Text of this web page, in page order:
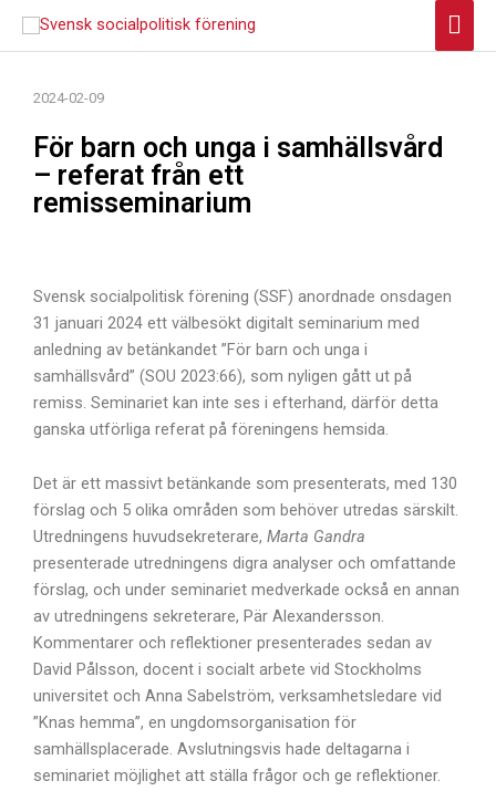
Hoppa
2024-02-09
För barn och unga i samhällsvård
– referat från ett
remisseminarium
Svensk socialpolitisk förening (SSF) anordnade onsdagen
31 januari 2024 ett välbesökt digitalt seminarium med
anledning av betänkandet ”För barn och unga i
samhällsvård” (SOU 2023:66), som nyligen gått ut på
remiss. Seminariet kan inte ses i efterhand, därför detta
ganska utförliga referat på föreningens hemsida.
Det är ett massivt betänkande som presenterats, med 130
förslag och 5 olika områden som behöver utredas särskilt.
Utredningens huvudsekreterare, Marta Gandra
presenterade utredningens digra analyser och omfattande
förslag, och under seminariet medverkade också en annan
av utredningens sekreterare, Pär Alexandersson.
Kommentarer och reflektioner presenterades sedan av
David Pålsson, docent i socialt arbete vid Stockholms
universitet och Anna Sabelström, verksamhetsledare vid
”Knas hemma”, en ungdomsorganisation för
samhällsplacerade. Avslutningsvis hade deltagarna i
seminariet möjlighet att ställa frågor och ge reflektioner.